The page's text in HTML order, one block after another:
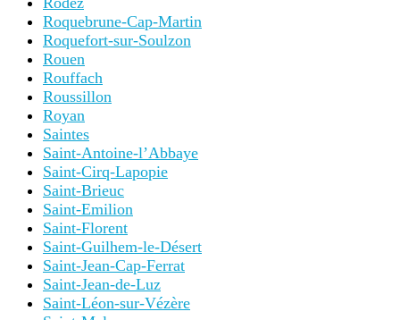
Roquebrune-Cap-Martin
Roquefort-sur-Soulzon
Rouen
Rouffach
Roussillon
Royan
Saintes
Saint-Antoine-l’Abbaye
Saint-Cirq-Lapopie
Saint-Brieuc
Saint-Emilion
Saint-Florent
Saint-Guilhem-le-Désert
Saint-Jean-Cap-Ferrat
Saint-Jean-de-Luz
Saint-Léon-sur-Vézère